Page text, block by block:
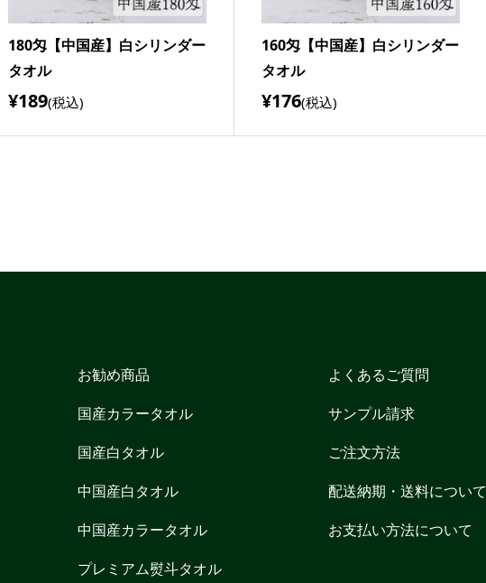
180匁【中国産】白シリンダー
タオル
¥189(税込)
160匁【中国産】白シリンダー
タオル
¥176(税込)
お勧め商品
国産カラータオル
国産白タオル
中国産白タオル
中国産カラータオル
プレミアム熨斗タオル
よくあるご質問
サンプル請求
ご注文方法
配送納期・送料について
お支払い方法について